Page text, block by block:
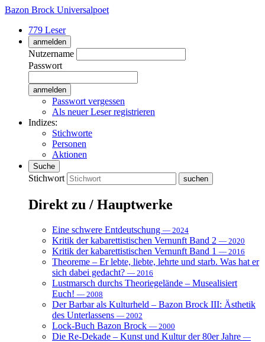
Bazon Brock Universalpoet
779 Leser
anmelden
Nutzername
Passwort
Passwort vergessen
Als neuer Leser registrieren
Indizes:
Stichworte
Personen
Aktionen
Suche
Stichwort
Direkt zu / Hauptwerke
Eine schwere Entdeutschung — 2024
Kritik der kabarettistischen Vernunft Band 2 — 2020
Kritik der kabarettistischen Vernunft Band 1 — 2016
Theoreme – Er lebte, liebte, lehrte und starb. Was hat er
sich dabei gedacht? — 2016
Lustmarsch durchs Theoriegelände – Musealisiert
Euch! — 2008
Der Barbar als Kulturheld – Bazon Brock III: Ästhetik
des Unterlassens — 2002
Lock-Buch Bazon Brock — 2000
Die Re-Dekade – Kunst und Kultur der 80er Jahre —